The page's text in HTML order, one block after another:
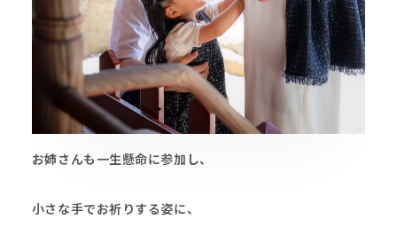
お姉さんも一生懸命に参加し、
小さな手でお祈りする姿に、